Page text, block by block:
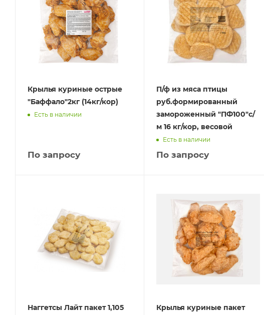
Крылья куриные острые
"Баффало"2кг (14кг/кор)
Есть в наличии
По запросу
П/ф из мяса птицы
руб.формированный
замороженный "ПФ100"с/
м 16 кг/кор, весовой
Есть в наличии
По запросу
Наггетсы Лайт пакет 1,105
Крылья куриные пакет